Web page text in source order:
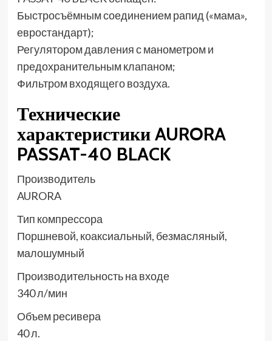
Быстросъёмным соединением рапид («мама»,
евростандарт);
Регулятором давления с манометром и
предохранительным клапаном;
Фильтром входящего воздуха.
Технические
характеристики AURORA
PASSAT-40 BLACK
Производитель
AURORA
Тип компрессора
Поршневой, коаксиальный, безмасляный,
малошумный
Производительность на входе
340 л/мин
Объем ресивера
40 л.